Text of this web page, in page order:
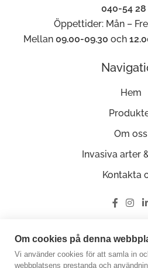
040-54 28
Öppettider: Mån – Fre
Mellan09.00-09.30 och
Hem
Om oss
Invasiva arter
Kontakta
Ge oss en
Om cookies på denna
Vi använder cookies för att samla in
webbplatsens prestanda och